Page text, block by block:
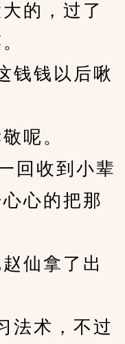
的，过了
钱以后啾
呢。
收到小辈
心的把那
仙拿了出
术，不过